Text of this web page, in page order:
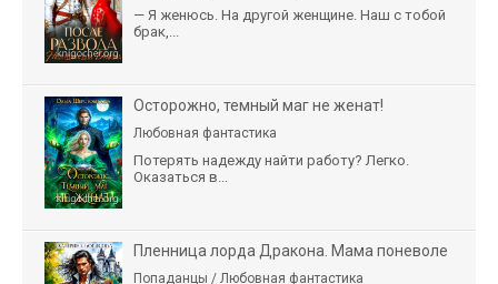
— Я женюсь. На другой женщине. Наш с тобой
брак,...
Осторожно, темный маг не женат!
Любовная фантастика
Потерять надежду найти работу? Легко.
Оказаться в...
Пленница лорда Дракона. Мама поневоле
Попаданцы / Любовная фантастика